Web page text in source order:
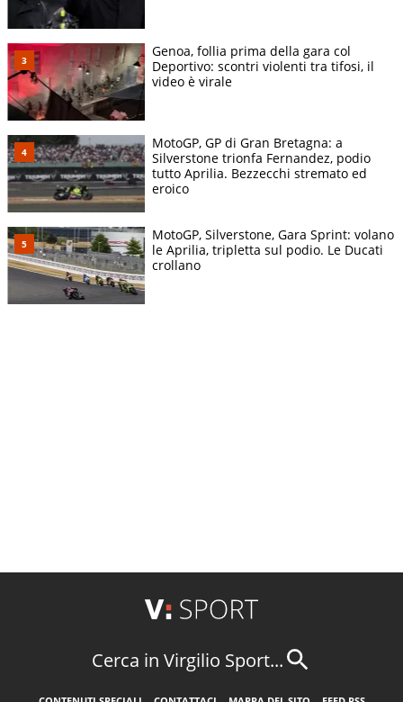
Genoa, follia prima della gara col
Deportivo: scontri violenti tra tifosi, il
video è virale
MotoGP, GP di Gran Bretagna: a
Silverstone trionfa Fernandez, podio
tutto Aprilia. Bezzecchi stremato ed
eroico
MotoGP, Silverstone, Gara Sprint: volano
le Aprilia, tripletta sul podio. Le Ducati
crollano
Cerca in Virgilio Sport...